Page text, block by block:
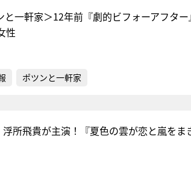
と一軒家＞12年前『劇的ビフォーアフタ
性
ポツンと一軒家
浮所飛貴が主演！『夏色の雲が恋と嵐を